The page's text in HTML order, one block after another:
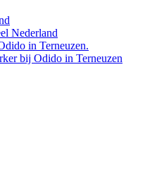
Nederland
in Terneuzen.
bij Odido in Terneuzen